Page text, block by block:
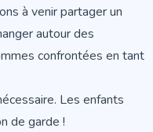
à venir partager un
autour des
confrontées en tant
Les enfants
de garde !